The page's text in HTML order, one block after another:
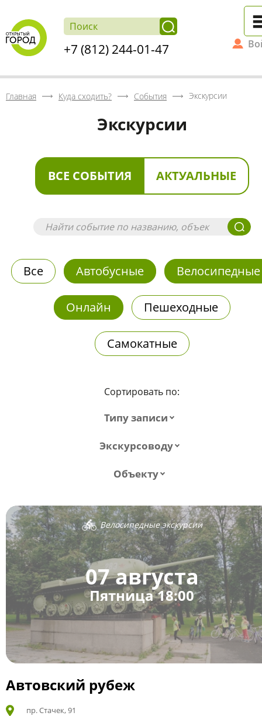
+7 (812) 244-01-47
Главная Куда сходить? События Экскурсии
Экскурсии
ВСЕ СОБЫТИЯ АКТУАЛЬНЫЕ
Все Автобусные Велосипедные
Онлайн Пешеходные
Самокатные
Сортировать по:
Типу записи
Экскурсоводу
Объекту
Велосипедные экскурсии
07 августа
Пятница 18:00
Автовский рубеж
пр. Стачек, 91